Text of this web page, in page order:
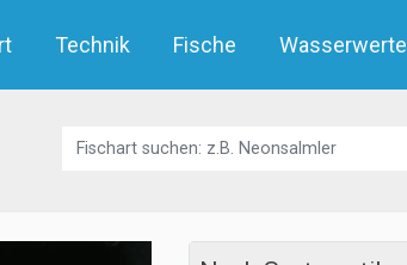
Technik Fische Wasserwerte